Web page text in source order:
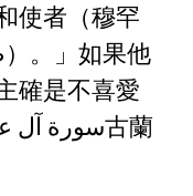
使者（穆罕
確是不喜愛